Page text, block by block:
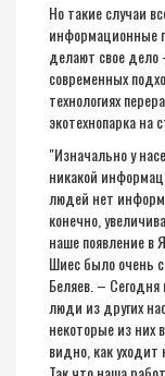
Но такие случаи
информационные
делают свое
современных
технологиях
экотехнопарка на
"Изначально у
никакой
людей нет
конечно,
наше появление в
Шиес было очень
Беляев. –
люди из других
некоторые из
видно, как